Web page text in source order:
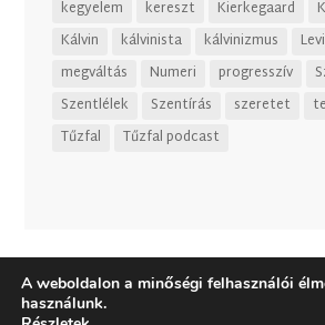
kegyelem
kereszt Kierkegaard
Kálvin
kálvinista kálvinizmus
megváltás
Numeri progresszív
Szentlélek
Szentírás szeretet
Tűzfal
Tűzfal podcast
A weboldalon a minőségi felhasználói
használunk.